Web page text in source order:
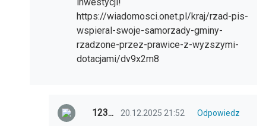
https://wiadomosci.onet.pl/kraj/rzad-pis-
wspieral-swoje-samorzady-gminy-
rzadzone-przez-prawice-z-wyzszymi-
dotacjami/dv9x2m8
123... 20.12.2025 21:52
Odpowiedz